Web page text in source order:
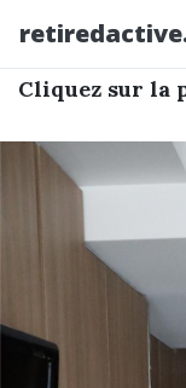
Cliquez sur la